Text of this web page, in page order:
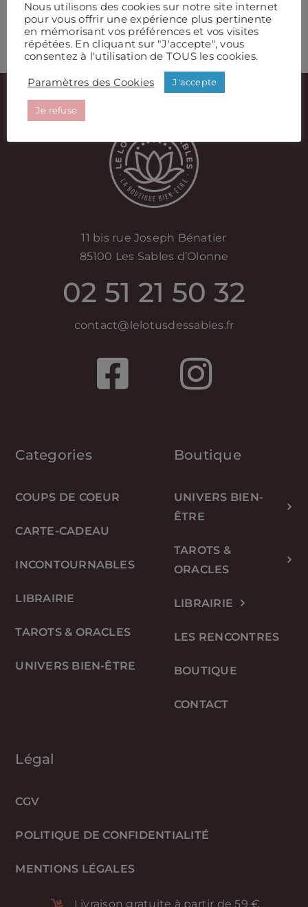
11 bis rue Joseph Bénatier
85100 Les Sables d’Olonne
02 51 21 50 32
contact@lelotusdessables.fr
Categories
COUPS DE COEUR
CARTE-CADEAU
INCONTOURNABLES
LIBRAIRIE
TAROTS & ORACLES
UNIVERS BIEN-ÊTRE
Boutique
UNIVERS BIEN-
ÊTRE
TAROTS &
ORACLES
LIBRAIRIE
LES RENCONTRES
BOUTIQUE
CONTACT
Légal
CGV
POLITIQUE DE CONFIDENTIALITÉ
MENTIONS LÉGALES
Livraison gratuite à partir de 59 €
Nous utilisons des cookies sur notre site internet
pour vous offrir une expérience plus pertinente
en mémorisant vos préférences et vos visites
répétées. En cliquant sur "J'accepte", vous
consentez à l'utilisation de TOUS les cookies.
Paramètres des Cookies J'accepte
Je refuse